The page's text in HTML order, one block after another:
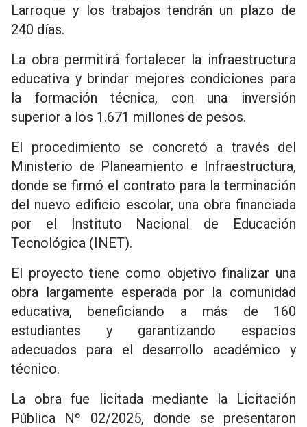
Larroque y los trabajos tendrán un plazo de
240 días.
La obra permitirá fortalecer la infraestructura
educativa y brindar mejores condiciones para
la formación técnica, con una inversión
superior a los 1.671 millones de pesos.
El procedimiento se concretó a través del
Ministerio de Planeamiento e Infraestructura,
donde se firmó el contrato para la terminación
del nuevo edificio escolar, una obra financiada
por el Instituto Nacional de Educación
Tecnológica (INET).
El proyecto tiene como objetivo finalizar una
obra largamente esperada por la comunidad
educativa, beneficiando a más de 160
estudiantes y garantizando espacios
adecuados para el desarrollo académico y
técnico.
La obra fue licitada mediante la Licitación
Pública Nº 02/2025, donde se presentaron